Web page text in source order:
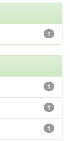
1
1
1
1